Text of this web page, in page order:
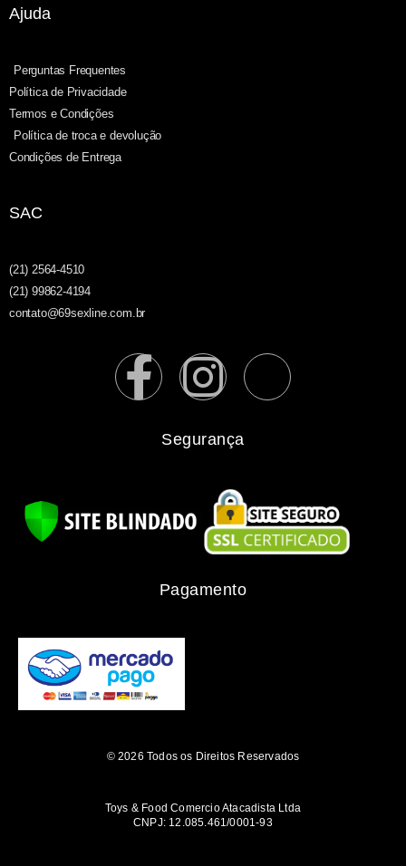
Ajuda
Perguntas Frequentes
Política de Privacidade
Termos e Condições
Política de troca e devolução
Condições de Entrega
SAC
(21) 2564-4510
(21) 99862-4194
contato@69sexline.com.br
Segurança
Pagamento
© 2026 Todos os Direitos Reservados
Toys & Food Comercio Atacadista Ltda
CNPJ: 12.085.461/0001-93